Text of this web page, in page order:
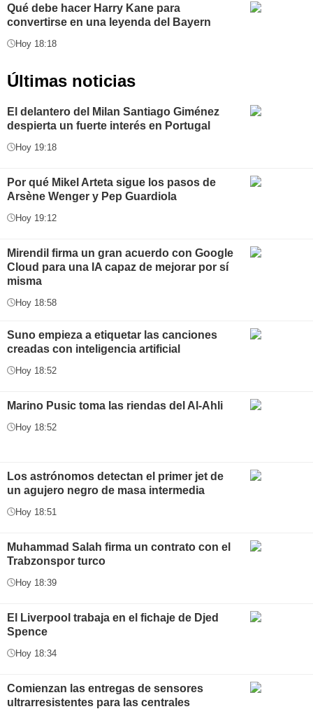
Qué debe hacer Harry Kane para
convertirse en una leyenda del Bayern
Hoy 18:18
Últimas noticias
El delantero del Milan Santiago Giménez
despierta un fuerte interés en Portugal
Hoy 19:18
Por qué Mikel Arteta sigue los pasos de
Arsène Wenger y Pep Guardiola
Hoy 19:12
Mirendil firma un gran acuerdo con Google
Cloud para una IA capaz de mejorar por sí
misma
Hoy 18:58
Suno empieza a etiquetar las canciones
creadas con inteligencia artificial
Hoy 18:52
Marino Pusic toma las riendas del Al-Ahli
Hoy 18:52
Los astrónomos detectan el primer jet de
un agujero negro de masa intermedia
Hoy 18:51
Muhammad Salah firma un contrato con el
Trabzonspor turco
Hoy 18:39
El Liverpool trabaja en el fichaje de Djed
Spence
Hoy 18:34
Comienzan las entregas de sensores
ultrarresistentes para las centrales